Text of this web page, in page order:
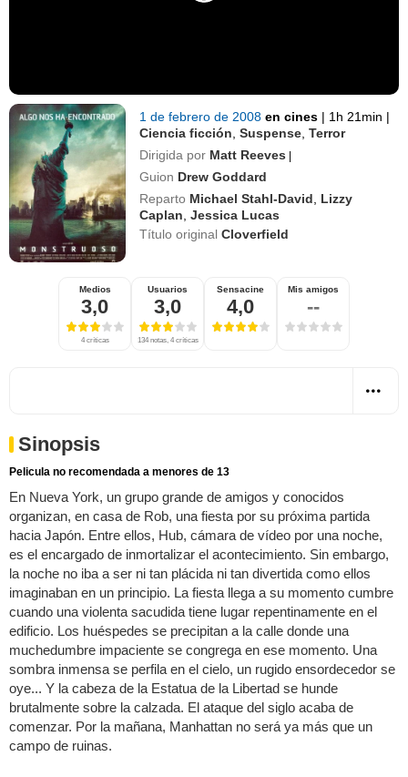
1 de febrero de 2008en cines | 1h 21min |
Ciencia ficción ,Suspense ,Terror
Dirigida por Matt Reeves |
Guion Drew Goddard
Reparto Michael Stahl-David
Lizzy
Caplan ,Jessica Lucas
Título originalCloverfield
Medios
3,0
4 críticas
Usuarios
3,0
134 notas, 4 críticas
Sensacine
4,0
Mis amigos
--
Sinopsis
Pelicula no recomendada a menores de 13
En Nueva York, un grupo grande de amigos y conocidos
organizan, en casa de Rob, una fiesta por su próxima partida
hacia Japón. Entre ellos, Hub, cámara de vídeo por una noche,
es el encargado de inmortalizar el acontecimiento. Sin embargo,
la noche no iba a ser ni tan plácida ni tan divertida como ellos
imaginaban en un principio. La fiesta llega a su momento cumbre
cuando una violenta sacudida tiene lugar repentinamente en el
edificio. Los huéspedes se precipitan a la calle donde una
muchedumbre impaciente se congrega en ese momento. Una
sombra inmensa se perfila en el cielo, un rugido ensordecedor se
oye... Y la cabeza de la Estatua de la Libertad se hunde
brutalmente sobre la calzada. El ataque del siglo acaba de
comenzar. Por la mañana, Manhattan no será ya más que un
campo de ruinas.